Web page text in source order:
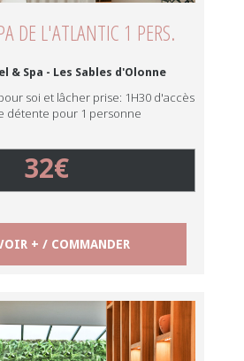
DE L'ATLANTIC 1 PERS.
& Spa - Les Sables d'Olonne
soi et lâcher prise: 1H30 d'accès
détente pour 1 personne
32€
+ / COMMANDER